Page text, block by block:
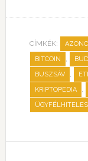
CÍMKÉK:
BITCOIN ,
BUSZSÁV ,
KRIPTOPEDIA ,